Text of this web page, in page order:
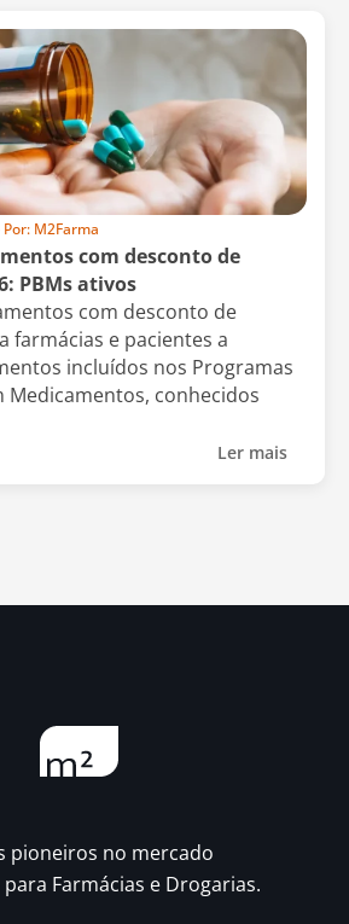
Por: M2Farma
com desconto de
PBMs ativos
com desconto de
farmácias e pacientes a
incluídos nos Programas
Medicamentos, conhecidos
Ler mais
pioneiros no mercado
Farmácias e Drogarias.